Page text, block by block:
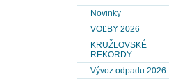
Novinky
VOĽBY 2026
KRUŽLOVSKÉ
REKORDY
Vývoz odpadu 2026